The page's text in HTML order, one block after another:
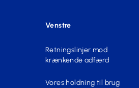
Venstre
Retningslinjer mod
krænkende adfærd
Vores holdning til brug